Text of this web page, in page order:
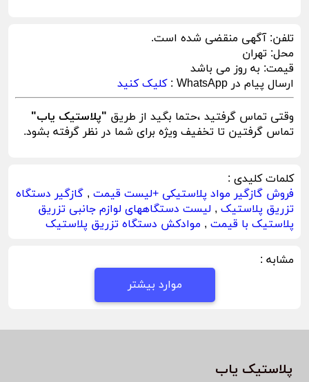
تلفن:آگهی منقضی شده است.
محل: تهران
قیمت: به روز می باشد
ارسال پیام در WhatsApp :
کلیک کنید
وقتی تماس گرفتید ،حتما بگید از طریق "پلاستیک یاب"
تماس گرفتین تا تخفیف ویژه برای شما در نظر گرفته بشود.
کلمات کلیدی :
فروش گازگیر مواد پلاستیکی +لیست قیمت , گازگیر دستگاه
تزریق پلاستیک , لیست دستگاههای لوازم جانبی تزریق
پلاستیک با قیمت , موادکش دستگاه تزریق پلاستیک
مشابه :
موارد بیشتر
پلاستیک یاب